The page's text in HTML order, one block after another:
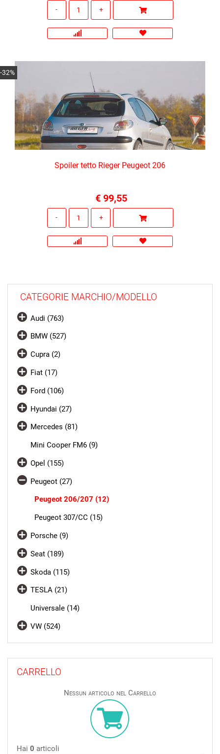
-32%
Spoiler tetto Rieger Peugeot 206
€ 99,55
CATEGORIE MARCHIO/MODELLO
Audi (763)
BMW (527)
Cupra (2)
Fiat (17)
Ford (106)
Hyundai (27)
Mercedes (81)
Mini Cooper FM6 (9)
Opel (155)
Peugeot (27)
Peugeot 206/207 (12)
Peugeot 307/CC (15)
Porsche (9)
Seat (189)
Skoda (115)
TESLA (21)
Universale (14)
VW (524)
CARRELLO
Nessun articolo nel Carrello
Hai 0 articoli